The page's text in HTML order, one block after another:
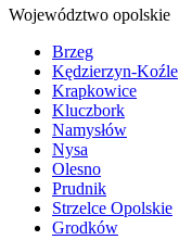
Województwo opolskie
Brzeg
Kędzierzyn-Koźle
Krapkowice
Kluczbork
Namysłów
Nysa
Olesno
Prudnik
Strzelce Opolskie
Grodków